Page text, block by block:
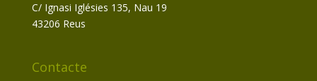
C/ Ignasi Iglésies 135, Nau 19
43206 Reus
Contacte